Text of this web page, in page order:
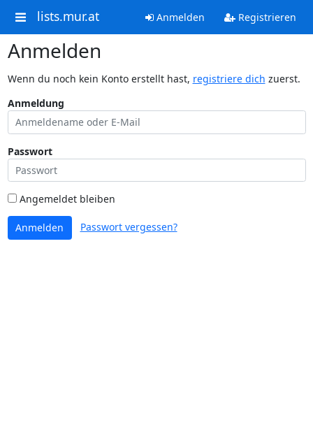
lists.mur.at Anmelden Registrieren
Anmelden
Wenn du noch kein Konto erstellt hast, registriere dich zuerst.
Anmeldung
Passwort
Angemeldet bleiben
Anmelden Passwort vergessen?